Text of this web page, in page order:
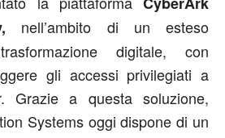
nell’ambito di un esteso
digitale, con
gli accessi privilegiati a
Grazie a questa soluzione,
Systems oggi dispone di un